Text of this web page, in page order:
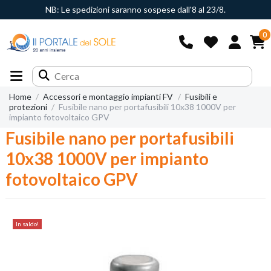
NB: Le spedizioni saranno sospese dall'8 al 23/8.
0
Home Accessori e montaggio impianti FV
Fusibili e
protezioni
Fusibile nano per portafusibili 10x38 1000V per
impianto fotovoltaico GPV
Fusibile nano per portafusibili
10x38 1000V per impianto
fotovoltaico GPV
In saldo!